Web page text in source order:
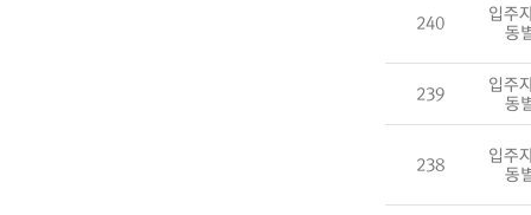
240
입주
동
239
입주
동
238
입주
동